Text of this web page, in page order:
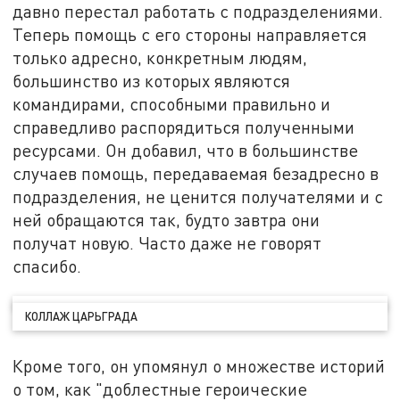
давно перестал работать с подразделениями.
Теперь помощь с его стороны направляется
только адресно, конкретным людям,
большинство из которых являются
командирами, способными правильно и
справедливо распорядиться полученными
ресурсами. Он добавил, что в большинстве
случаев помощь, передаваемая безадресно в
подразделения, не ценится получателями и с
ней обращаются так, будто завтра они
получат новую. Часто даже не говорят
спасибо.
КОЛЛАЖ ЦАРЬГРАДА
Кроме того, он упомянул о множестве историй
о том, как "доблестные героические